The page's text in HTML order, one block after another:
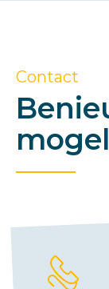
Contact